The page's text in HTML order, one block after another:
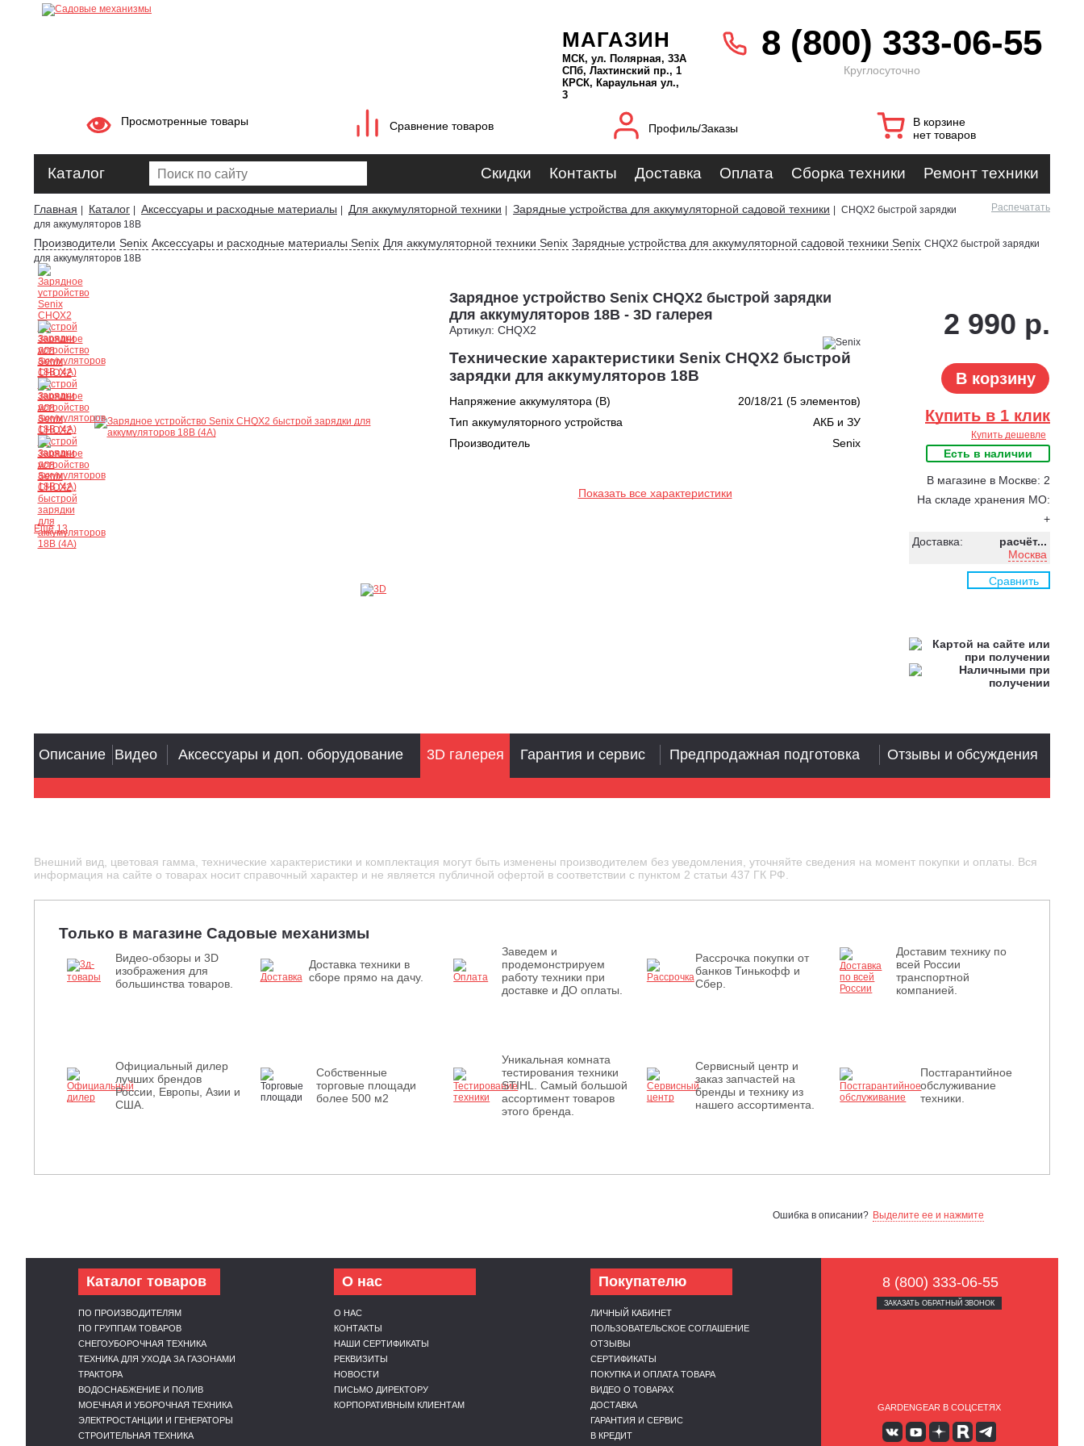
МАГАЗИН
МСК, ул. Полярная, 33А
СПб, Лахтинский пр., 1
КРСК, Караульная ул.,
3
8 (800) 333-06-55
Круглосуточно
Просмотренные товары Сравнение товаров Профиль/Заказы
В корзине
нет товаров
Каталог Скидки Контакты Доставка Оплата Сборка техники Ремонт техники
Главная Каталог Аксессуары и расходные материалы Для аккумуляторной техники Зарядные устройства для аккумуляторной садовой техники
CHQX2 быстрой зарядки
для аккумуляторов 18В
Распечатать
Производители Senix Аксессуары и расходные материалы Senix Для аккумуляторной техники Senix Зарядные устройства для аккумуляторной садовой техники Senix CHQX2 быстрой зарядки
для аккумуляторов 18В
Ещё 13
Зарядное устройство Senix CHQX2 быстрой зарядки
для аккумуляторов 18В - 3D галерея
Артикул: CHQX2
Технические характеристики Senix CHQX2 быстрой
зарядки для аккумуляторов 18В
Напряжение аккумулятора (В)
20/18/21 (5 элементов)
Тип аккумуляторного устройства
АКБ и ЗУ
Производитель
Senix
Показать все характеристики
2 990 р.
В корзину
Купить в 1 клик
Купить дешевле
Есть в наличии
В магазине в Москве: 2
На складе хранения МО:
+
Доставка:
расчёт...
Москва
Сравнить
Описание Видео Аксессуары и доп. оборудование 3D галерея Гарантия и сервис Предпродажная подготовка Отзывы и обсуждения
Внешний вид, цветовая гамма, технические характеристики и комплектация могут быть изменены производителем без уведомления, уточняйте сведения на момент покупки и оплаты. Вся
информация на сайте о товарах носит справочный характер и не является публичной офертой в соответствии с пунктом 2 статьи 437 ГК РФ.
Только в магазине Садовые механизмы
Видео-обзоры и 3D
изображения для
большинства товаров.
Доставка техники в
сборе прямо на дачу.
Заведем и
продемонстрируем
работу техники при
доставке и ДО оплаты.
Рассрочка покупки от
банков Тинькофф и
Сбер.
Доставим технику по
всей России
транспортной
компанией.
Официальный дилер
лучших брендов
России, Европы, Азии и
США.
Собственные
торговые площади
более 500 м2
Уникальная комната
тестирования техники
STIHL. Самый большой
ассортимент товаров
этого бренда.
Сервисный центр и
заказ запчастей на
бренды и технику из
нашего ассортимента.
Постгарантийное
обслуживание
техники.
Ошибка в описании? Выделите ее и нажмите
Каталог товаров
ПО ПРОИЗВОДИТЕЛЯМ
ПО ГРУППАМ ТОВАРОВ
СНЕГОУБОРОЧНАЯ ТЕХНИКА
ТЕХНИКА ДЛЯ УХОДА ЗА ГАЗОНАМИ
ТРАКТОРА
ВОДОСНАБЖЕНИЕ И ПОЛИВ
МОЕЧНАЯ И УБОРОЧНАЯ ТЕХНИКА
ЭЛЕКТРОСТАНЦИИ И ГЕНЕРАТОРЫ
СТРОИТЕЛЬНАЯ ТЕХНИКА
О нас
О НАС
КОНТАКТЫ
НАШИ СЕРТИФИКАТЫ
РЕКВИЗИТЫ
НОВОСТИ
ПИСЬМО ДИРЕКТОРУ
КОРПОРАТИВНЫМ КЛИЕНТАМ
Покупателю
ЛИЧНЫЙ КАБИНЕТ
ПОЛЬЗОВАТЕЛЬСКОЕ СОГЛАШЕНИЕ
ОТЗЫВЫ
СЕРТИФИКАТЫ
ПОКУПКА И ОПЛАТА ТОВАРА
ВИДЕО О ТОВАРАХ
ДОСТАВКА
ГАРАНТИЯ И СЕРВИС
В КРЕДИТ
8 (800) 333-06-55
ЗАКАЗАТЬ ОБРАТНЫЙ ЗВОНОК
GARDENGEAR В СОЦСЕТЯХ